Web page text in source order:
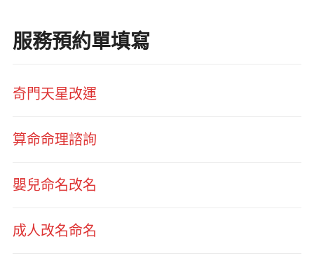
服務預約單填寫
奇門天星改運
算命命理諮詢
嬰兒命名改名
成人改名命名